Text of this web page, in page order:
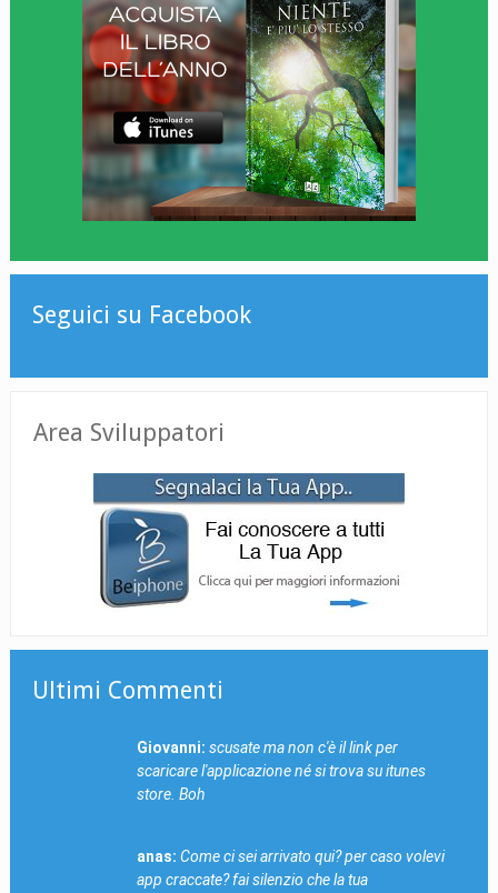
Seguici su Facebook
Area Sviluppatori
Ultimi Commenti
Giovanni: scusate ma non c'è il link per
scaricare l'applicazione né si trova su itunes
store. Boh
anas: Come ci sei arrivato qui? per caso volevi
app craccate? fai silenzio che la tua